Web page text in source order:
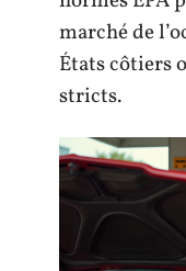
marché de
États côtiers
stricts.